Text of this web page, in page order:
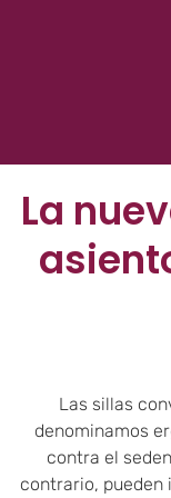
La
Las sillas
denominamos
contra el
contrario, pueden